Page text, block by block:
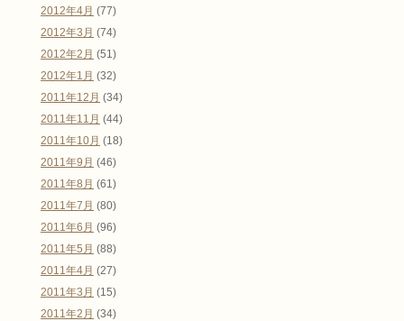
2012年4月 (77)
2012年3月 (74)
2012年2月 (51)
2012年1月 (32)
2011年12月 (34)
2011年11月 (44)
2011年10月 (18)
2011年9月 (46)
2011年8月 (61)
2011年7月 (80)
2011年6月 (96)
2011年5月 (88)
2011年4月 (27)
2011年3月 (15)
2011年2月 (34)